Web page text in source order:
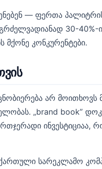
— ფერთა
30-
მქონე კონკურენტები.
არ მოითხოვს
„brand book”
ინვესტიციაა,
სარეკლამო